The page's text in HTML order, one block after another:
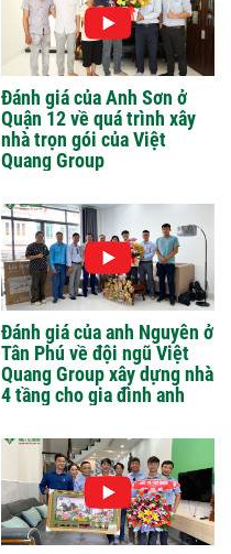
Đánh giá của Anh Sơn ở
Quận 12 về quá trình xây
nhà trọn gói của Việt
Quang Group
Đánh giá của anh Nguyên ở
Tân Phú về đội ngũ Việt
Quang Group xây dựng nhà
4 tầng cho gia đình anh